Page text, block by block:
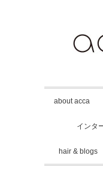
about acca
インタ
hair & blogs